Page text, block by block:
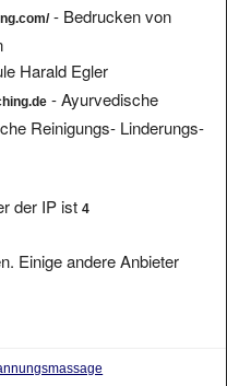
- Bedrucken von
Harald Egler
- Ayurvedische
Reinigungs- Linderungs-
der IP ist 4
Einige andere Anbieter